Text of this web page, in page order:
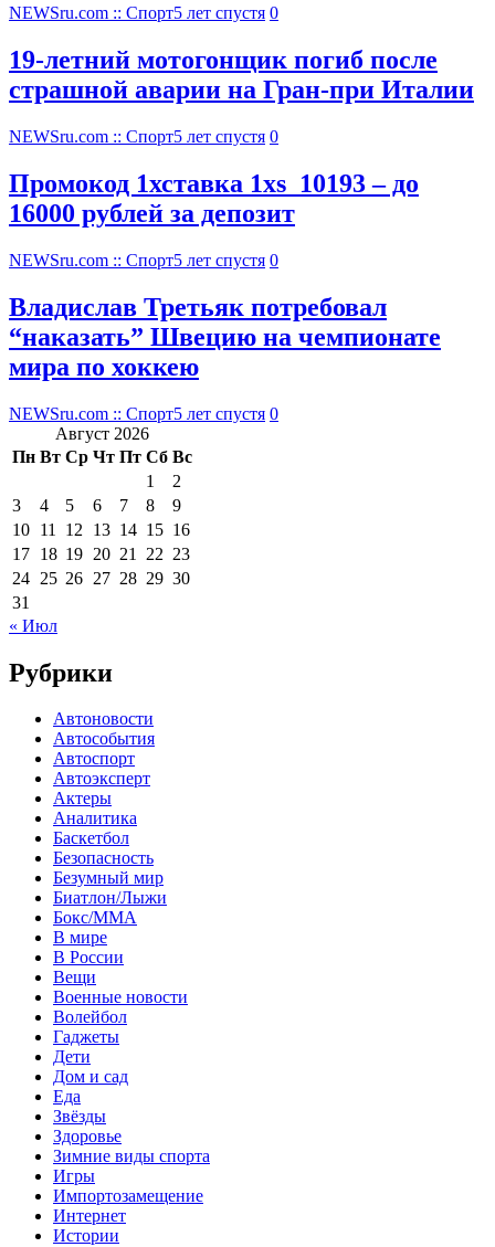
NEWSru.com :: Спорт5 лет спустя 0
19-летний мотогонщик погиб после
страшной аварии на Гран-при Италии
NEWSru.com :: Спорт5 лет спустя 0
Промокод 1хставка 1xs_10193 – до
16000 рублей за депозит
NEWSru.com :: Спорт5 лет спустя 0
Владислав Третьяк потребовал
“наказать” Швецию на чемпионате
мира по хоккею
NEWSru.com :: Спорт5 лет спустя 0
Август 2026
Пн Вт Ср Чт Пт Сб Вс
1
2
3
4 5 6 7 8
9
10 11 12 13 14 15 16
17 18 19 20 21 22 23
24 25 26 27 28 29 30
31
« Июл
Рубрики
Автоновости
Автособытия
Автоспорт
Автоэксперт
Актеры
Аналитика
Баскетбол
Безопасность
Безумный мир
Биатлон/Лыжи
Бокс/MMA
В мире
В России
Вещи
Военные новости
Волейбол
Гаджеты
Дети
Дом и сад
Еда
Звёзды
Здоровье
Зимние виды спорта
Игры
Импортозамещение
Интернет
Истории